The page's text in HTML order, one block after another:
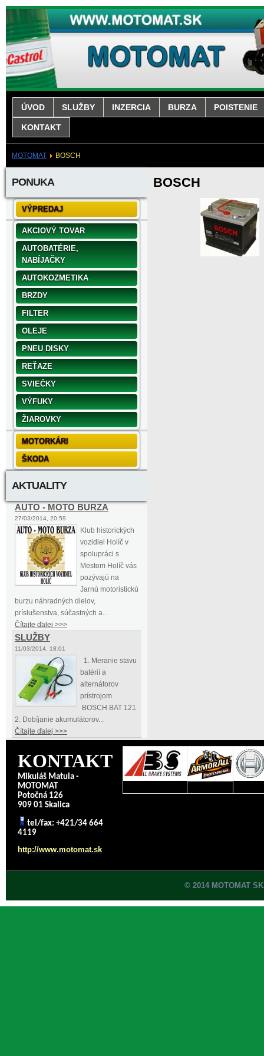
ÚVOD SLUŽBY INZERCIA BURZA POISTENIE
KONTAKT
MOTOMAT BOSCH
PONUKA
VÝPREDAJ
AKCIOVÝ TOVAR
AUTOBATÉRIE,
NABÍJAČKY
AUTOKOZMETIKA
BRZDY
FILTER
OLEJE
PNEU DISKY
REŤAZE
SVIEČKY
VÝFUKY
ŽIAROVKY
MOTORKÁRI
ŠKODA
AKTUALITY
AUTO - MOTO BURZA
27/03/2014, 20:59
Klub historických
vozidiel Holíč v
spolupráci s
Mestom Holíč vás
pozývajú na
Jarnú motoristickú
burzu náhradných dielov,
príslušenstva, súčastných a...
Čítajte ďalej >>>
SLUŽBY
11/03/2014, 18:01
1. Meranie stavu
batérií a
alternátorov
prístrojom
BOSCH BAT 121
2. Dobíjanie akumulátorov...
Čítajte ďalej >>>
BOSCH
KONTAKT
Mikuláš Matula -
MOTOMAT
Potočná 126
909 01 Skalica
tel/fax: +421/34 664
4119
http://www.motomat.sk
© 2014